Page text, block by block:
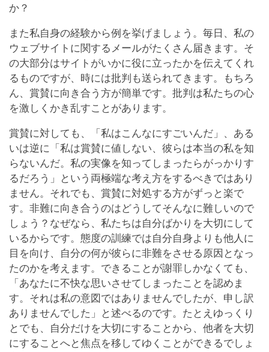
か？
また私自身の経験から例を挙げましょう。毎日、私の
ウェブサイトに関するメールがたくさん届きます。そ
の大部分はサイトがいかに役に立ったかを伝えてくれ
るものですが、時には批判も送られてきます。もちろ
ん、賞賛に向き合う方が簡単です。批判は私たちの心
を激しくかき乱すことがあります。
賞賛に対しても、「私はこんなにすごいんだ」、ある
いは逆に「私は賞賛に値しない、彼らは本当の私を知
らないんだ。私の実像を知ってしまったらがっかりす
るだろう」という両極端な考え方をするべきではあり
ません。それでも、賞賛に対処する方がずっと楽で
す。非難に向き合うのはどうしてそんなに難しいので
しょう？なぜなら、私たちは自分ばかりを大切にして
いるからです。態度の訓練では自分自身よりも他人に
目を向け、自分の何が彼らに非難をさせる原因となっ
たのかを考えます。できることが謝罪しかなくても、
「あなたに不快な思いさせてしまったことを認めま
す。それは私の意図ではありませんでしたが、申し訳
ありませんでした」と述べるのです。たとえゆっくり
とでも、自分だけを大切にすることから、他者を大切
にすることへと焦点を移してゆくことができるでしょ